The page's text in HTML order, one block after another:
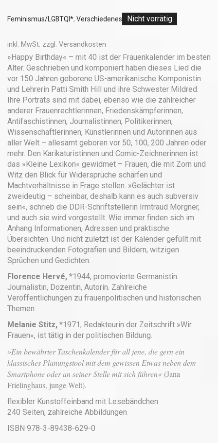
Feminismus/LGBTQI*, Verschiedenes Nicht vorrätig
inkl. MwSt. zzgl. Versandkosten
»Happy Birthday« – mit 40 ist der Frauenkalender im besten
Alter. Geschrieben und komponiert haben dieses Lied die
vor 150 Jahren geborene US-amerikanische Komponistin
und Lehrerin Patti Smith Hill und ihre Schwester Mildred.
Ihre Porträts sind mit dabei, ebenso wie die zahlreicher
anderer Frauenrechtlerinnen, Friedenskämpferinnen,
Antifaschistinnen, Journalistinnen, Politikerinnen,
Wissenschaftlerinnen, Künstlerinnen und Autorinnen aus
aller Welt – allesamt geboren vor 50, 100, 200 Jahren oder
mehr. Den Karikaturistinnen und Comic-Zeichnerinnen ist
das »Kleine Lexikon« gewidmet – Frauen, die mit Zorn und
Witz den Blick für Widersprüche schärfen und
Machtverhältnisse in Frage stellen. »Gelächter ist
zweideutig – scheinbar, deshalb kann es auch subversiv
sein«, schrieb die DDR-Schriftstellerin Irmtraud Morgner,
und auch sie wird vorgestellt. Wie immer finden sich im
Anhang Informationen, Adressen und praktische
Übersichten. Und nicht zuletzt ist der Kalender gefüllt mit
beeindruckenden Fotografien und Bildern, witzigen
Sprüchen und Gedichten.
Florence Hervé, *1944, promovierte Germanistin.
Journalistin, Dozentin, Autorin. Zahlreiche
Veröffentlichungen zu frauenpolitischen und historischen
Themen.
Melanie Stitz, *1971, Redakteurin der Zeitschrift »Wir
Frauen«, ist tätig in der politischen Bildung.
»Ein bewährter Taschenkalender für all jene, die gern ein
klassisches Planungstool mit dem gewissen Etwas neben dem
Smartphone oder an seiner Stelle mit sich führen« (Jana
Frielinghaus, junge Welt).
flexibler Kunstoffeinband mit Lesebändchen
240 Seiten, zahlreiche Abbildungen
ISBN 978-3-89438-629-0